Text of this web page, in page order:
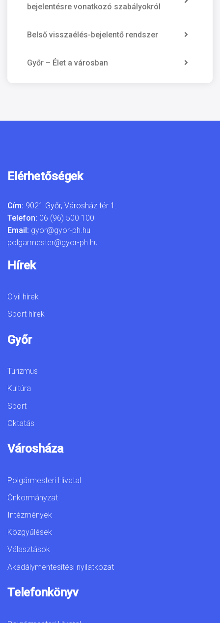
bejelentésre vonatkozó szabályokról
Belső visszaélés-bejelentő rendszer
Győr – Élet a városban
Elérhetőségek
Cím: 9021 Győr, Városház tér 1.
Telefon: 06 (96) 500 100
Email: gyor@gyor-ph.hu
polgarmester@gyor-ph.hu
Hírek
Civil hírek
Sport hírek
Győr
Turizmus
Kultúra
Sport
Oktatás
Városháza
Polgármesteri Hivatal
Önkormányzat
Intézmények
Közgyűlések
Választások
Akadálymentesítési nyilatkozat
Telefonkönyv